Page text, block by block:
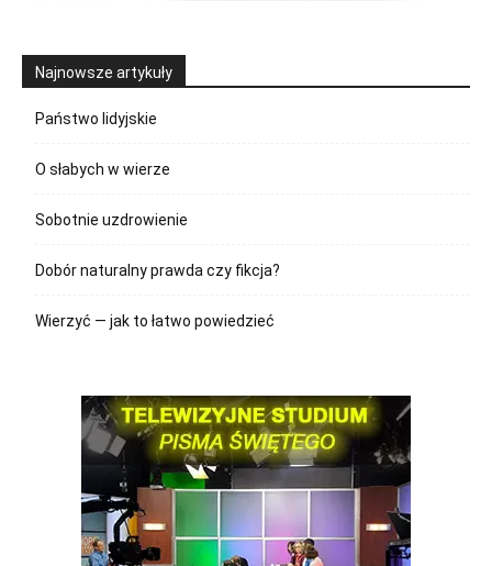
Najnowsze artykuły
Państwo lidyjskie
O słabych w wierze
Sobotnie uzdrowienie
Dobór naturalny prawda czy fikcja?
Wierzyć — jak to łatwo powiedzieć